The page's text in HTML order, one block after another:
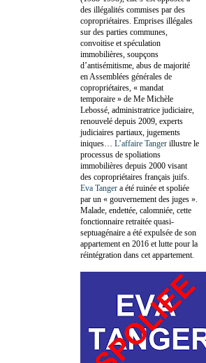
des illégalités commises par des
copropriétaires. Emprises illégales
sur des parties communes,
convoitise et spéculation
immobilières, soupçons
d’antisémitisme, abus de majorité
en Assemblées générales de
copropriétaires, « mandat
temporaire » de Me Michèle
Lebossé, administratrice judiciaire,
renouvelé depuis 2009, experts
judiciaires partiaux, jugements
iniques… L’affaire Tanger illustre le
processus de spoliations
immobilières depuis 2000 visant
des copropriétaires français juifs.
Eva Tanger a été ruinée et spoliée
par un « gouvernement des juges ».
Malade, endettée, calomniée, cette
fonctionnaire retraitée quasi-
septuagénaire a été expulsée de son
appartement en 2016 et lutte pour la
réintégration dans cet appartement.